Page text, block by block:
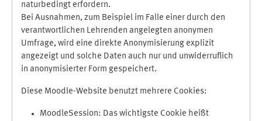
naturbedingt erfordern.
Bei Ausnahmen, zum Beispiel im Falle einer durch den
verantwortlichen Lehrenden angelegten anonymen
Umfrage, wird eine direkte Anonymisierung explizit
angezeigt und solche Daten auch nur und unwiderruflich
in anonymisierter Form gespeichert.
Diese Moodle-Website benutzt mehrere Cookies:
MoodleSession: Das wichtigste Cookie heißt